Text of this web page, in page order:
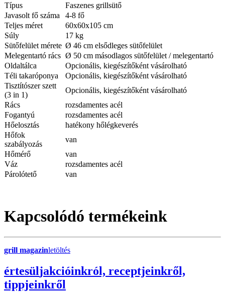
Típus
Faszenes grillsütő
Javasolt fő száma
4-8 fő
Teljes méret
60x60x105 cm
Súly
17 kg
Sütőfelület mérete Ø 46 cm elsődleges sütőfelület
Melegentartó rács Ø 50 cm másodlagos sütőfelület / melegentartó
Oldaltálca
Opcionális, kiegészítőként vásárolható
Téli takaróponya
Opcionális, kiegészítőként vásárolható
Tisztítószer szett
(3 in 1)
Opcionális, kiegészítőként vásárolható
Rács
rozsdamentes acél
Fogantyú
rozsdamentes acél
Hőelosztás
hatékony hőlégkeverés
Hőfok
szabályozás
van
Hőmérő
van
Váz
rozsdamentes acél
Párolótető
van
Kapcsolódó termékeink
grill magazinletöltés
értesüljakcióinkról, receptjeinkről,
tippjeinkről